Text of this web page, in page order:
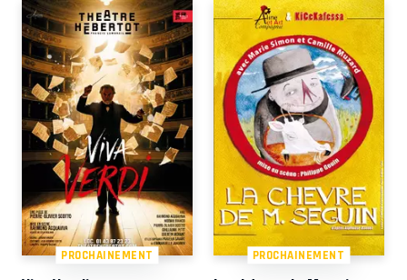
PROCHAINEMENT PROCHAINEMENT